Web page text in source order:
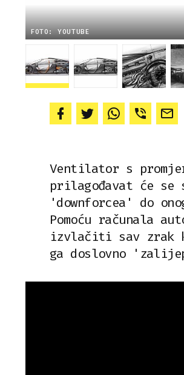
FOTO: YOUTUBE
Ventilator s
prilagođavat će se
'downforcea' do
Pomoću računala
izvlačiti sav zrak
ga doslovno